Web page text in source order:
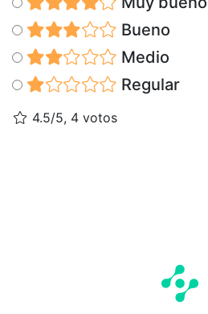
Bueno
Medio
Regular
4.5/5, 4 votos